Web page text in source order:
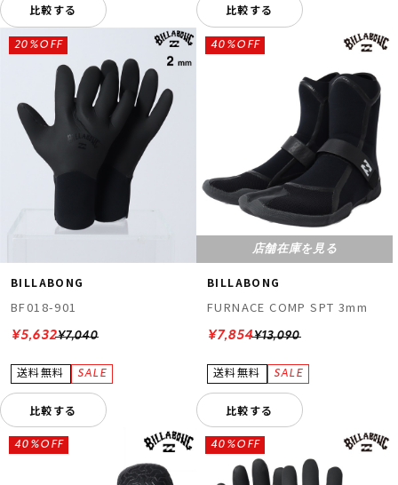
比較する 比較する
BILLABONG
BF018-901
¥7,040
20%OFF
¥5,632
比較する
店舗在庫を見る
BILLABONG
FURNACE COMP SPT 3mm
¥13,090
40%OFF
¥7,854
比較する
40%OFF 40%OFF